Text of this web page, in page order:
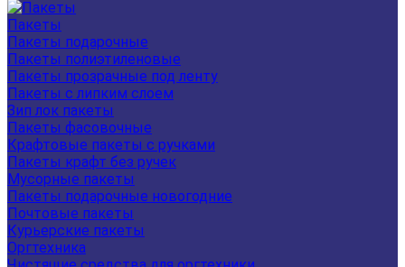
Пакеты
Пакеты подарочные
Пакеты полиэтиленовые
Пакеты прозрачные под ленту
Пакеты с липким слоем
Зип лок пакеты
Пакеты фасовочные
Крафтовые пакеты с ручками
Пакеты крафт без ручек
Мусорные пакеты
Пакеты подарочные новогодние
Почтовые пакеты
Курьерские пакеты
Оргтехника